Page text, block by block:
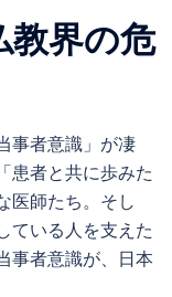
教界の危
事者意識」が凄
患者と共に歩みた
医師たち。そし
ている人を支えた
事者意識が、日本